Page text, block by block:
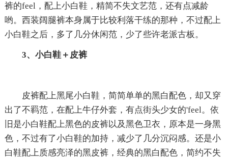
裤的feel，配上小白鞋，精简不失文艺范，还有点减龄
哟。西装阔腿裤本身属于比较利落干练的那种，不过配上
小白鞋之后，多了几分休闲范，少了些许老派古板。
3、小白鞋＋皮裤
皮裤配上黑尾小白鞋，简简单单的黑白配色，却又穿
出了不羁范，在配上牛仔外套，有点街头少女的'feel。依
旧是小白鞋配上黑色的皮裤以及黑色卫衣，原本是一身黑
色，不过有了小白鞋的加持，减少了几分沉闷感。还是小
白鞋配上质感亮泽的黑皮裤，经典的黑白配色，简约不失